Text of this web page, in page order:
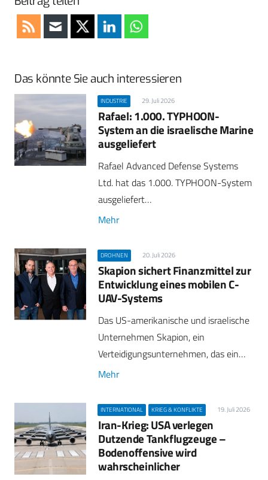
Das könnte Sie auch interessieren
INDUSTRIE 29. Juli 2026
Rafael: 1.000. TYPHOON-
System an die israelische Marine
ausgeliefert
Rafael Advanced Defense Systems
Ltd. hat das 1.000. TYPHOON-System
ausgeliefert…
Mehr
DROHNEN 20. Juli 2026
Skapion sichert Finanzmittel zur
Entwicklung eines mobilen C-
UAV-Systems
Das US-amerikanische und israelische
Unternehmen Skapion, ein
Verteidigungsunternehmen, das ein…
Mehr
INTERNATIONAL KRIEG & KONFLIKTE 19. Juli 2026
Iran-Krieg: USA verlegen
Dutzende Tankflugzeuge –
Bodenoffensive wird
wahrscheinlicher